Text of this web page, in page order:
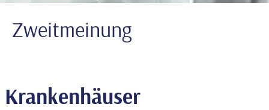
Zweitmeinung
Krankenhäuser